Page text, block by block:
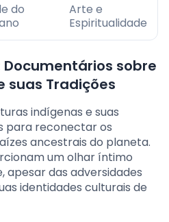
do
Arte e
Espiritualidade
sobre
suas Tradições
indígenas e suas
para reconectar os
ancestrais do planeta.
um olhar íntimo
apesar das adversidades
identidades culturais de